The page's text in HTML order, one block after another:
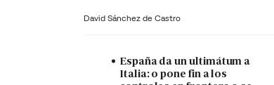
David Sánchez de Castro
España da un ultimátum a
Italia: o pone fin a los